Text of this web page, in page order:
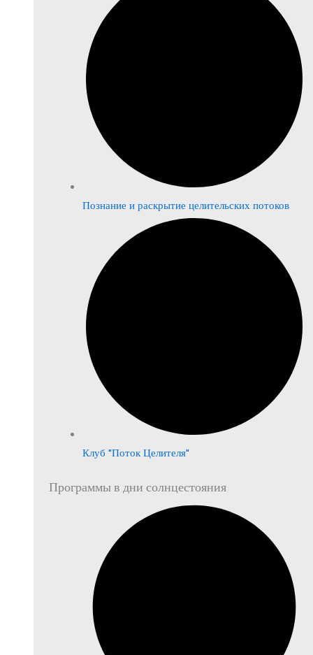
Познание и раскрытие целительских потоков
Клуб "Поток Целителя"
Программы в дни солнцестояния